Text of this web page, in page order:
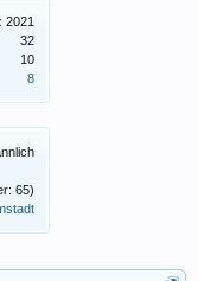
2021
32
10
8
65)